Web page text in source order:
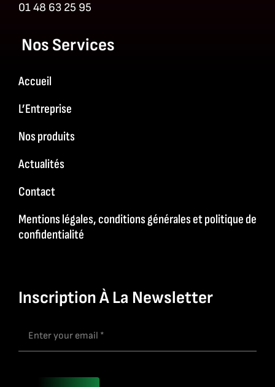
01 48 63 25 95
Nos Services
Accueil
L’Entreprise
Nos produits
Actualités
Contact
Mentions légales, conditions générales et politique de
confidentialité
Inscription À La Newsletter